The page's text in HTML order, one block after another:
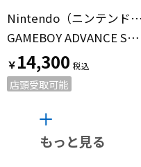
Nintendo（ニンテンドー）
GAMEBOY ADVANCE SP AGS-001
￥14,300
店頭受取可能
もっと見る